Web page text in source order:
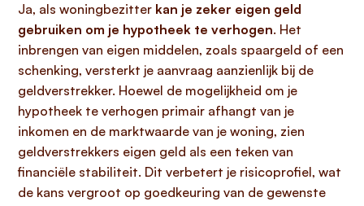
Ja, als woningbezitter kan je zeker eigen geld
gebruiken om je hypotheek te verhogen. Het
inbrengen van eigen middelen, zoals spaargeld of een
schenking, versterkt je aanvraag aanzienlijk bij de
geldverstrekker. Hoewel de mogelijkheid om je
hypotheek te verhogen primair afhangt van je
inkomen en de marktwaarde van je woning, zien
geldverstrekkers eigen geld als een teken van
financiële stabiliteit. Dit verbetert je risicoprofiel, wat
de kans vergroot op goedkeuring van de gewenste